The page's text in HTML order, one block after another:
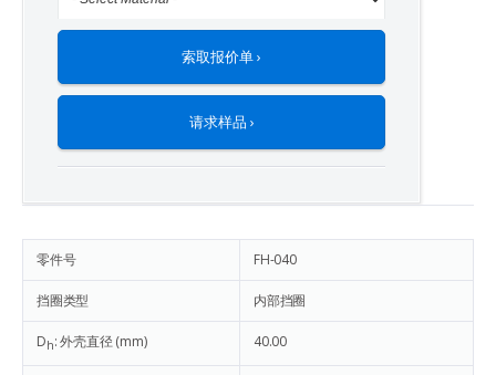
索取报价单 ›
请求样品 ›
零件号 FH-040
挡圈类型 内部挡圈
Dh: 外壳直径 (mm) 40.00